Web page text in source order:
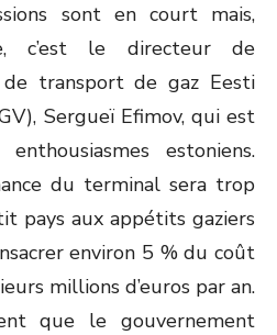
sont en court mais,
c’est le directeur de
de transport de gaz Eesti
Sergueï Efimov, qui est
estoniens.
du terminal sera trop
pays aux appétits gaziers
environ 5 % du coût
millions d’euros par an.
que le gouvernement